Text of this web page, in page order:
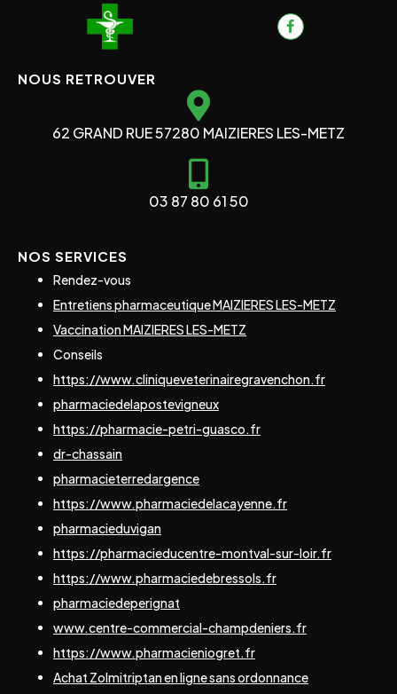
NOUS RETROUVER
62 GRAND RUE 57280 MAIZIERES LES-METZ
03 87 80 61 50
NOS SERVICES
Rendez-vous
Entretiens pharmaceutique MAIZIERES LES-METZ
Vaccination MAIZIERES LES-METZ
Conseils
https://www.cliniqueveterinairegravenchon.fr
pharmaciedelapostevigneux
https://pharmacie-petri-guasco.fr
dr-chassain
pharmacieterredargence
https://www.pharmaciedelacayenne.fr
pharmacieduvigan
https://pharmacieducentre-montval-sur-loir.fr
https://www.pharmaciedebressols.fr
pharmaciedeperignat
www.centre-commercial-champdeniers.fr
https://www.pharmacieniogret.fr
Achat Zolmitriptan en ligne sans ordonnance